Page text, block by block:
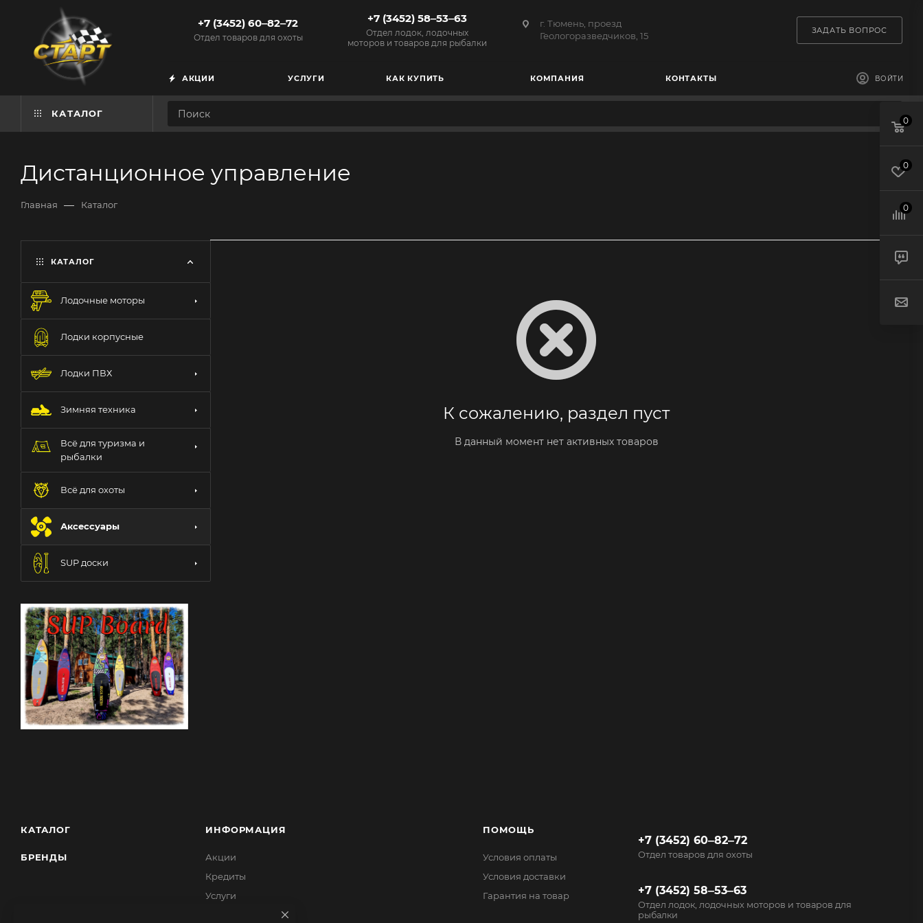
+7 (3452) 60‒82‒72
Отдел товаров для охоты
+7 (3452) 58‒53‒63
Отдел лодок, лодочных
моторов и товаров для рыбалки
г. Тюмень, проезд
Геологоразведчиков, 15
ЗАДАТЬ ВОПРОС
ВОЙТИ
АКЦИИ УСЛУГИ КАК КУПИТЬ КОМПАНИЯ КОНТАКТЫ
КАТАЛОГ
Дистанционное управление
Главная — Каталог
К сожалению, раздел пуст
В данный момент нет активных товаров
КАТАЛОГ
Лодочные моторы
Лодки корпусные
Лодки ПВХ
Зимняя техника
Всё для туризма и
рыбалки
Всё для охоты
Аксессуары
SUP доски
КАТАЛОГ
БРЕНДЫ
ИНФОРМАЦИЯ
Акции
Кредиты
Услуги
Ответственность
ПОМОЩЬ
Условия оплаты
Условия доставки
Гарантия на товар
+7 (3452) 60‒82‒72
Отдел товаров для охоты
+7 (3452) 58‒53‒63
Отдел лодок, лодочных моторов и товаров для
рыбалки
0
0
0